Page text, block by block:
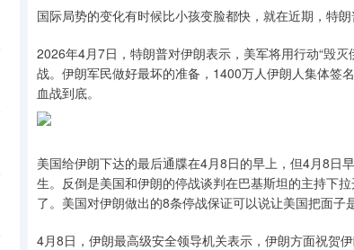
国际局势的变化有时候比小孩变脸都快，就在近期，特
2026年4月7日，特朗普对伊朗表示，美军将用行动“毁
战。伊朗军民做好最坏的准备，1400万人伊朗人集体签
血战到底。
美国给伊朗下达的最后通牒在4月8日的早上，但4月8日
生。反倒是美国和伊朗的停战谈判在巴基斯坦的主持下
了。美国对伊朗做出的8条停战保证可以说让美国把面子
4月8日，伊朗最高级安全领导机关表示，伊朗方面祝贺